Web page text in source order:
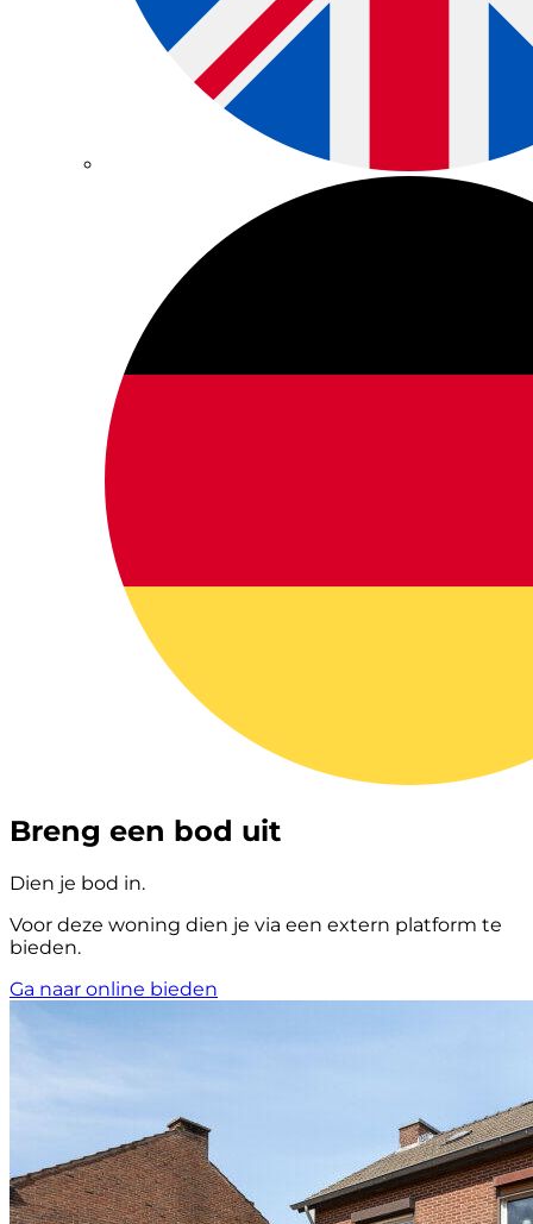
Breng een bod uit
Dien je bod in.
Voor deze woning dien je via een extern platform te
bieden.
Ga naar online bieden